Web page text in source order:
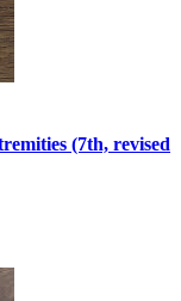
(7th, revised